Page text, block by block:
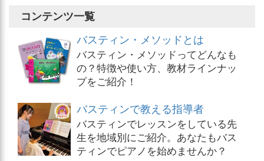
コンテンツ一覧
バスティン・メソッドとは
バスティン・メソッドってどんなも
の？特徴や使い方、教材ラインナッ
プをご紹介！
バスティンで教える指導者
バスティンでレッスンをしている先
生を地域別にご紹介。あなたもバス
ティンでピアノを始めませんか？